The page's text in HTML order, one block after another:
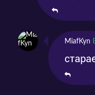
MiafKyn